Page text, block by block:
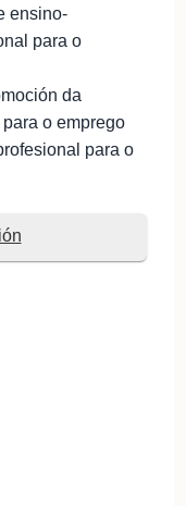
ensino-
para o
da
o emprego
para o